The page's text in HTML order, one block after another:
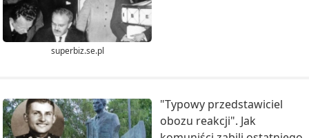
superbiz.se.pl
"Typowy przedstawiciel
obozu reakcji". Jak